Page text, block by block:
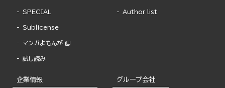
SPECIAL
Sublicense
マンガよもんが
試し読み
Author list
企業情報 グループ会社